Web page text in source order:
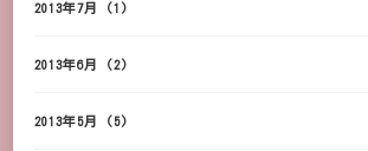
2013年7月 (1)
2013年6月 (2)
2013年5月 (5)